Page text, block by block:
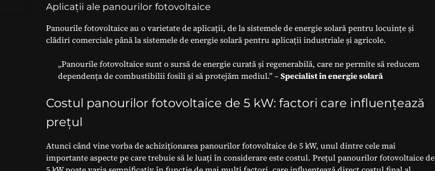
Aplicații ale panourilor fotovoltaice
Panourile fotovoltaice au o varietate de aplicații, de la sistemele de energie solară pentru locuințe și
clădiri comerciale până la sistemele de energie solară pentru aplicații industriale și agricole.
„Panourile fotovoltaice sunt o sursă de energie curată și regenerabilă, care ne permite să reducem
dependența de combustibilii fosili și să protejăm mediul.” –Specialist în energie solară
Costul panourilor fotovoltaice de 5 kW: factori care influențează
prețul
Atunci când vine vorba de achiziționarea panourilor fotovoltaice de 5 kW, unul dintre cele mai
importante aspecte pe care trebuie să le luați în considerare este costul. Prețul panourilor fotovoltaice de